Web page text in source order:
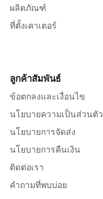
ผลิตภัณฑ์
ที่ตั้งเคาเตอร์
ลูกค้าสัมพันธ์
ข้อตกลงและเงื่อนไข
นโยบายความเป็นส่วนตัว
นโยบายการจัดส่ง
นโยบายการคืนเงิน
ติดต่อเรา
คำถามที่พบบ่อย